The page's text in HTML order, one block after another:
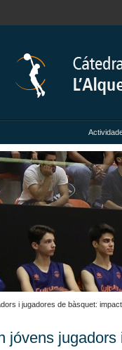
i jugadores de bàsquet:
jóvens